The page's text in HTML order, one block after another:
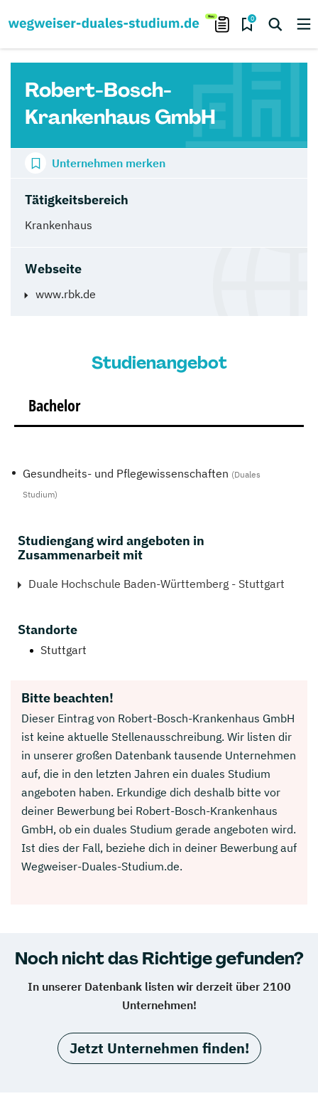
0
Robert-Bosch-
Krankenhaus GmbH
Tätigkeitsbereich
Krankenhaus
Webseite
www.rbk.de
Unternehmen merken
Studienangebot
Bachelor
Gesundheits- und Pflegewissenschaften (Duales
Studium)
Studiengang wird angeboten in
Zusammenarbeit mit
Duale Hochschule Baden-Württemberg - Stuttgart
Standorte
Stuttgart
Bitte beachten!
Dieser Eintrag von Robert-Bosch-Krankenhaus GmbH
ist keine aktuelle Stellenausschreibung. Wir listen dir
in unserer großen Datenbank tausende Unternehmen
auf, die in den letzten Jahren ein duales Studium
angeboten haben. Erkundige dich deshalb bitte vor
deiner Bewerbung bei Robert-Bosch-Krankenhaus
GmbH, ob ein duales Studium gerade angeboten wird.
Ist dies der Fall, beziehe dich in deiner Bewerbung auf
Wegweiser-Duales-Studium.de.
Noch nicht das Richtige gefunden?
In unserer Datenbank listen wir derzeit über 2100
Unternehmen!
Jetzt Unternehmen finden!